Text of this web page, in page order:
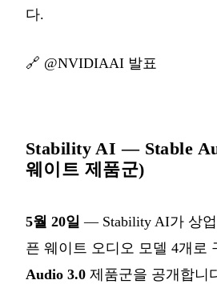
다.
🔗 @NVIDIAAI 발표
Stability AI — Stable
웨이트 제품군)
5월 20일 — Stability AI가 상
픈 웨이트 오디오 모델 4개로
Audio 3.0 제품군을 공개합니